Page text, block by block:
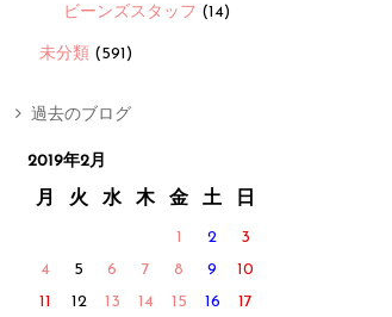
ビーンズスタッフ (14)
未分類 (591)
過去のブログ
2019年2月
月 火 水 木 金 土 日
1 2
3
4
5 6 7 8 9
10
11
12 13 14 15 16
17